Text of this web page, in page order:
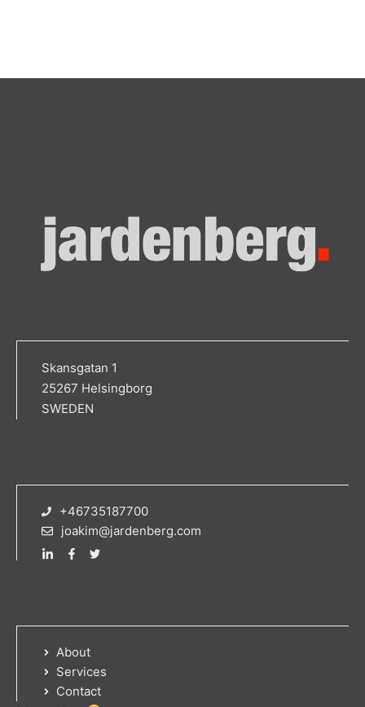
Skansgatan 1
25267 Helsingborg
SWEDEN
+46735187700
joakim@jardenberg.com
About
Services
Contact